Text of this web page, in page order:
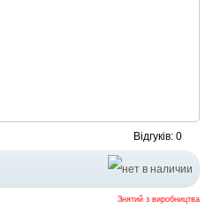
Відгуків: 0
Знятий з виробництва